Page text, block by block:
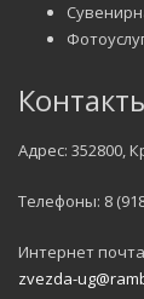
Адрес: 352800,
Телефоны: 8
Интернет
zvezda-